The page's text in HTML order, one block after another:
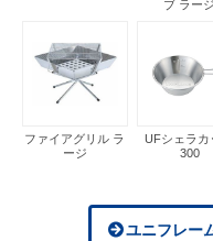
ブ ラージ
ファイアグリル ラ
ージ
UFシェラカ
300
ユニフレー